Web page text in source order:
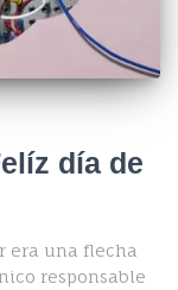
día de
era una flecha
responsable